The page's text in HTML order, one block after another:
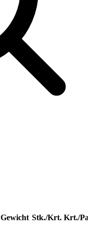
Gewicht Stk./Krt. Krt./